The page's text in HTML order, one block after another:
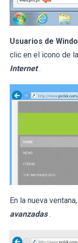
Usuarios de
clic en el icono de la
Internet .
En la nueva
avanzadas .